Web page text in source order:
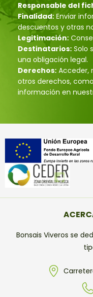
Responsable del
Finalidad: Enviar
descuentos y otras
Legitimación:
Destinatarios: Solo
una obligación legal.
Derechos: Acceder,
otros derechos,
información en
Bonsais Viveros se